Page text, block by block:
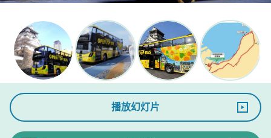
播放幻灯片